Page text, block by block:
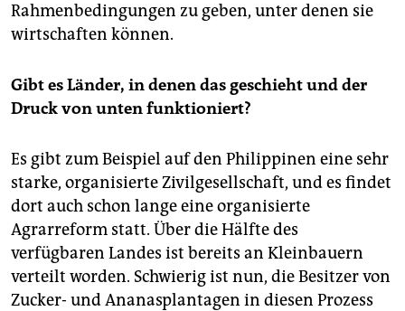
Rahmenbedingungen zu geben, unter denen sie
wirtschaften können.
Gibt es Länder, in denen das geschieht und der
Druck von unten funktioniert?
Es gibt zum Beispiel auf den Philippinen eine sehr
starke, organisierte Zivilgesellschaft, und es findet
dort auch schon lange eine organisierte
Agrarreform statt. Über die Hälfte des
verfügbaren Landes ist bereits an Kleinbauern
verteilt worden. Schwierig ist nun, die Besitzer von
Zucker- und Ananasplantagen in diesen Prozess